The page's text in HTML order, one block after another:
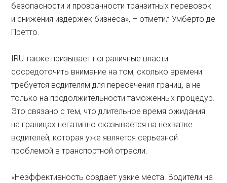
безопасности и прозрачности транзитных перевозок
и снижения издержек бизнеса», – отметил Умберто де
Претто.
IRU также призывает пограничные власти
сосредоточить внимание на том, сколько времени
требуется водителям для пересечения границ, а не
только на продолжительности таможенных процедур.
Это связано с тем, что длительное время ожидания
на границах негативно сказывается на нехватке
водителей, которая уже является серьезной
проблемой в транспортной отрасли.
«Неэффективность создает узкие места. Водители на